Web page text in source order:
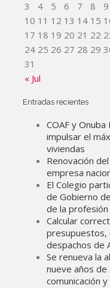
« Jul
3
4 5 6 7 8
9
10 11 12 13 14 15
17 18 19 20 21 22
24 25 26 27 28 29
31
Entradas recientes
COAF y
impulsar el
viviendas
Renovación
empresa
El Colegio
de Gobierno
de la profesión
Calcular
presupuestos,
despachos de
Se renueva la
nueve años
comunicación